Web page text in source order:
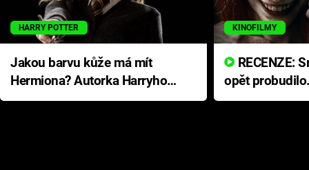
HARRY POTTER
Jakou barvu kůže má mít
Hermiona? Autorka Harryho
Pottera přišla s ráznou
KINOFILMY
opět
přichází s